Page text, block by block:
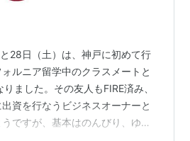
28日（土）は、神戸に初めて行
ルニア留学中のクラスメートと
ました。その友人もFIRE済み、
資を行なうビジネスオーナーと
ですが、基本はのんびり、ゆっ